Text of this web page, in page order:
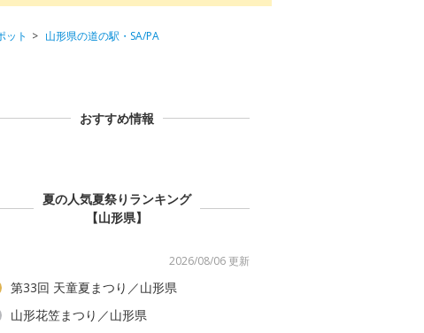
ット
山形県の道の駅・SA/PA
おすすめ情報
夏の人気夏祭りランキング
【山形県】
2026/08/06 更新
第33回 天童夏まつり／山形県
山形花笠まつり／山形県